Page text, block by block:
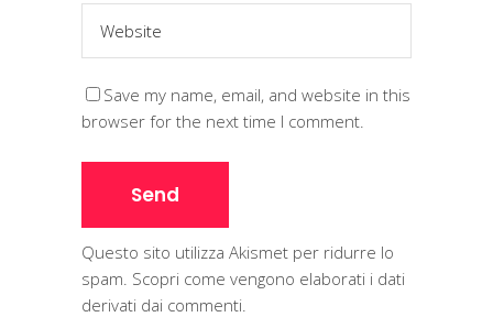
Save my name, email, and website in this
browser for the next time I comment.
Questo sito utilizza Akismet per ridurre lo
spam. Scopri come vengono elaborati i dati
derivati dai commenti.